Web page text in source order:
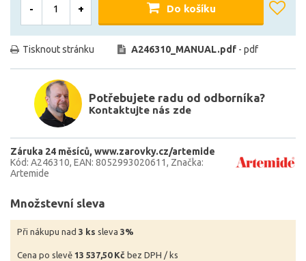
- + Do košíku
Tisknout stránku A246310_MANUAL.pdf - pdf
Potřebujete radu od odborníka?
Kontaktujte nás zde
Záruka 24 měsíců www.zarovky.cz/artemide
Kód: A246310 EAN: 8052993020611
Značka:
Artemide
Množstevní sleva
Při nákupu nad 3 ks sleva 3%
Cena po slevě 13 537,50 Kč bez DPH / ks